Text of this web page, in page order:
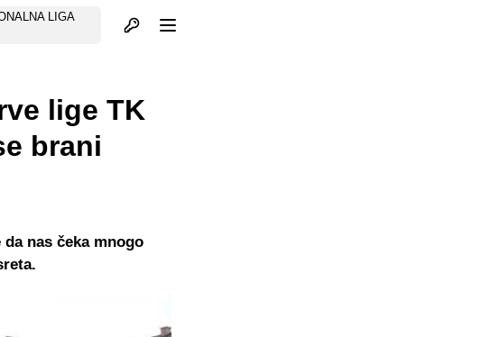
LIGA
Otvori profil
lige TK
brani
nas čeka mnogo